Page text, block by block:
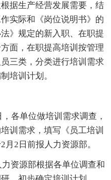
据生产经营发展需要，结
实际和《岗位说明书》的
》规定的新入职、在职提
面，在职提高培训按管理
三类，分类进行培训需求
培训计划。
，各单位做培训需求调查，
训需求，填写《员工培训
2日前报人力资源部。
力资源部根据各单位调查和